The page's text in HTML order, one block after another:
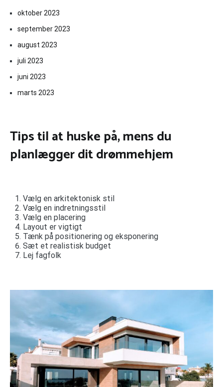
oktober 2023
september 2023
august 2023
juli 2023
juni 2023
marts 2023
Tips til at huske på, mens du
planlægger dit drømmehjem
Vælg en arkitektonisk stil
Vælg en indretningsstil
Vælg en placering
Layout er vigtigt
Tænk på positionering og eksponering
Sæt et realistisk budget
Lej fagfolk